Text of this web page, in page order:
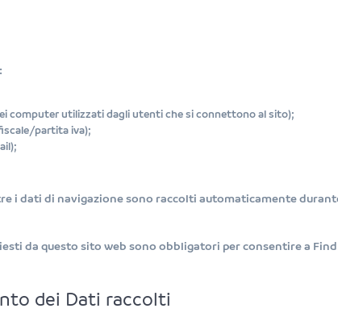
computer utilizzati dagli utenti che si connettono al sito);
partita iva);
i dati di navigazione sono raccolti automaticamente
da questo sito web sono obbligatori per consentire a
dei Dati raccolti